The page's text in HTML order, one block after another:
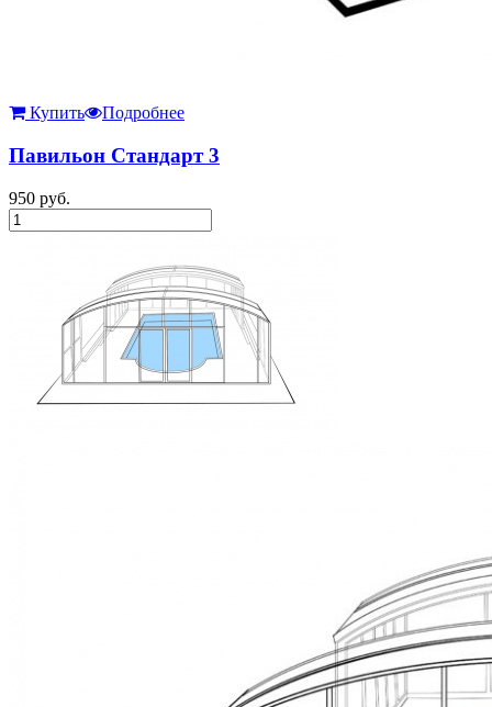
Купить Подробнее
Павильон Стандарт 3
950 руб.